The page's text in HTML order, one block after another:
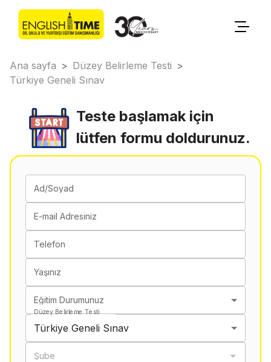
Ana sayfa > Düzey Belirleme Testi >
Türkiye Geneli Sınav
Teste başlamak için
lütfen formu doldurunuz.
Ad/Soyad
E-mail Adresiniz
Telefon
Yaşınız
Eğitim Durumunuz
Düzey Belirleme Testi
Türkiye Geneli Sınav
Şube